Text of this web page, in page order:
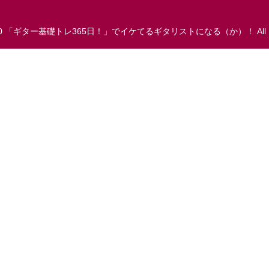
ギター基礎トレ365日！」でイケてるギタリストになる（か）！ All